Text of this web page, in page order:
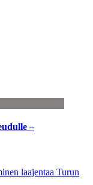
–
laajentaa Turun